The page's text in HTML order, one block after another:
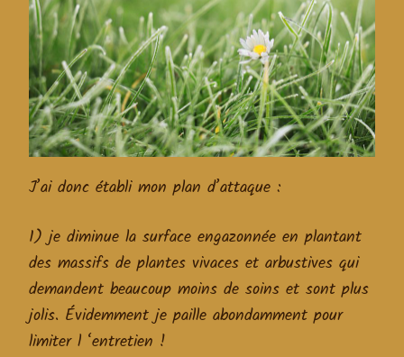
J’ai donc établi mon plan d’attaque :
1) je diminue la surface engazonnée en plantant
des massifs de plantes vivaces et arbustives qui
demandent beaucoup moins de soins et sont plus
jolis. Évidemment je paille abondamment pour
limiter l ‘entretien !